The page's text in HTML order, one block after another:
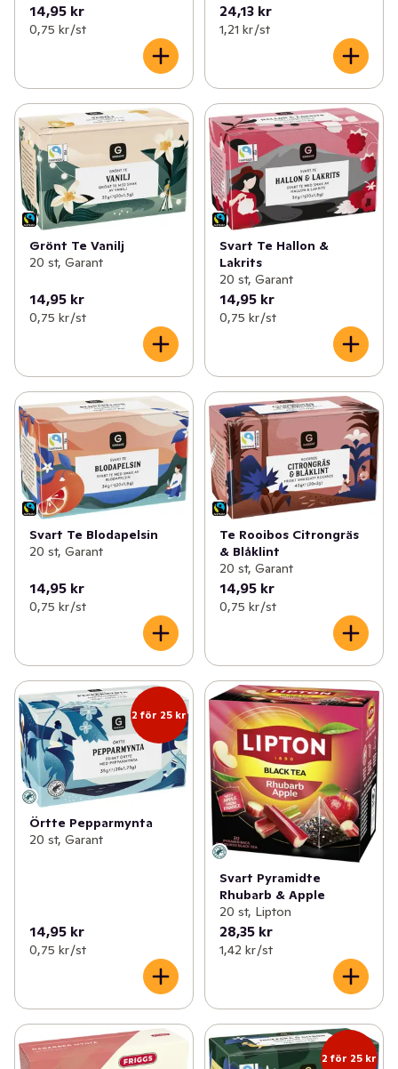
14,95 kr
0,75 kr /st
24,13 kr
1,21 kr /st
Grönt Te Vanilj
20 st, Garant
14,95 kr
0,75 kr /st
Svart Te Hallon &
Lakrits
20 st, Garant
14,95 kr
0,75 kr /st
Svart Te Blodapelsin
20 st, Garant
14,95 kr
0,75 kr /st
Te Rooibos Citrongräs
& Blåklint
20 st, Garant
14,95 kr
0,75 kr /st
2 för 25 kr
Örtte Pepparmynta
20 st, Garant
14,95 kr
0,75 kr /st
Svart Pyramidte
Rhubarb & Apple
20 st, Lipton
28,35 kr
1,42 kr /st
2 för 25 kr